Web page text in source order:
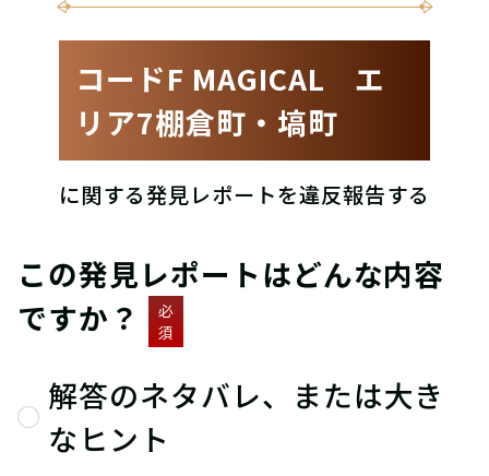
コードF MAGICAL エ
リア7棚倉町・塙町
に関する発見レポートを違反報告する
この発見レポートはどんな内容
ですか？
必
須
解答のネタバレ、または大き
なヒント